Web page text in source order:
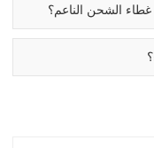
الشحن الناعم؟